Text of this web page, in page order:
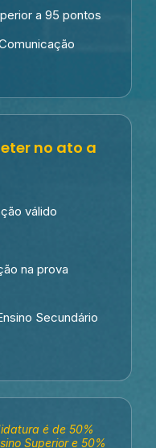
a 95 pontos
no ato a
válido
na prova
Secundário
é de 50%
Superior e 50%